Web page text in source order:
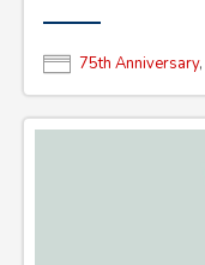
75th Anniversary,